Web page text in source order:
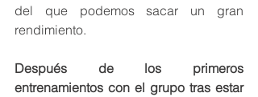
del que podemos sacar un gran
rendimiento.
Después de los primeros
entrenamientos con el grupo tras estar